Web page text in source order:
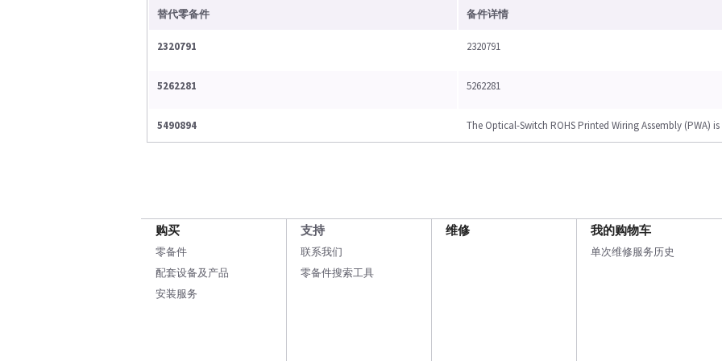
替代零备件 备件详情
2320791 2320791
5262281 5262281
5490894 The Optical-Switch ROHS Printed Wiring Assembly (PWA)
购买
零备件
配套设备及产品
安装服务
支持
联系我们
零备件搜索工具
维修 我的购物车
单次维修服务历史